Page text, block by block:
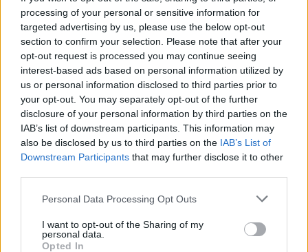
processing of your personal or sensitive information for
targeted advertising by us, please use the below opt-out
section to confirm your selection. Please note that after your
opt-out request is processed you may continue seeing
interest-based ads based on personal information utilized by
us or personal information disclosed to third parties prior to
your opt-out. You may separately opt-out of the further
disclosure of your personal information by third parties on the
IAB’s list of downstream participants. This information may
also be disclosed by us to third parties on the IAB’s List of
Downstream Participants that may further disclose it to other
Personal Data Processing Opt Outs
I want to opt-out of the Sharing of my
personal data.
Opted In
Vritet 20-vjeçarja në
dyshuari kapet në Berlin
teksa përpiqej të largohej
drejt Indisë
Tajfuni Dolphin godet
Shangai përmbytet